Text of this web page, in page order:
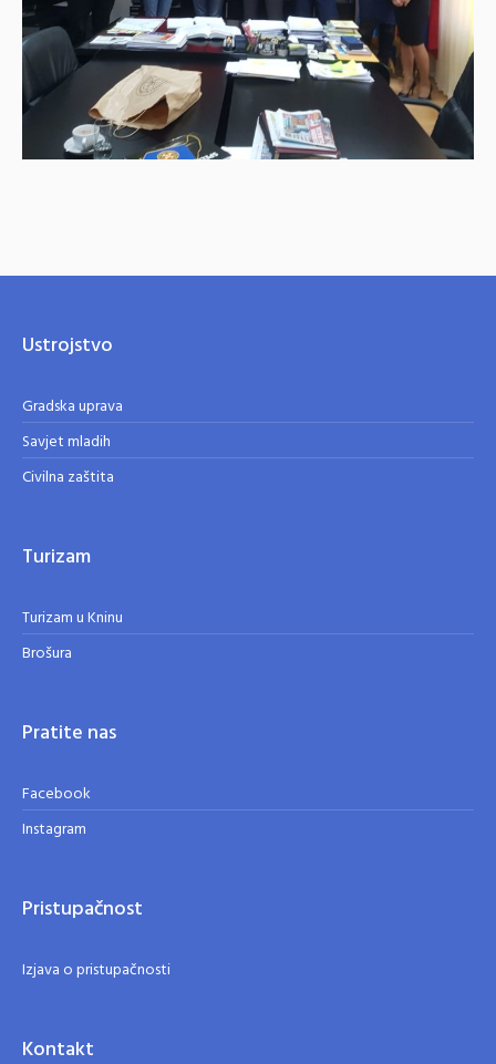
Ustrojstvo
Gradska uprava
Savjet mladih
Civilna zaštita
Turizam
Turizam u Kninu
Brošura
Pratite nas
Facebook
Instagram
Pristupačnost
Izjava o pristupačnosti
Kontakt